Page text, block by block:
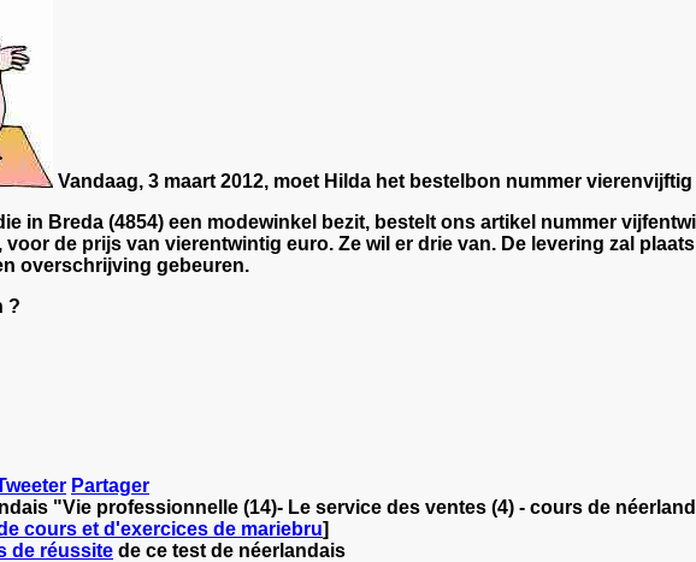
Vandaag, 3 maart 2012, moet Hilda het bestelbon nummer
in Breda (4854) een modewinkel bezit, bestelt ons artikel nummer
voor de prijs van vierentwintig euro. Ze wil er drie van. De levering zal
overschrijving gebeuren.
?
Partager
"Vie professionnelle (14)- Le service des ventes (4) - cours de
cours et d'exercices de mariebru]
de réussite de ce test de néerlandais